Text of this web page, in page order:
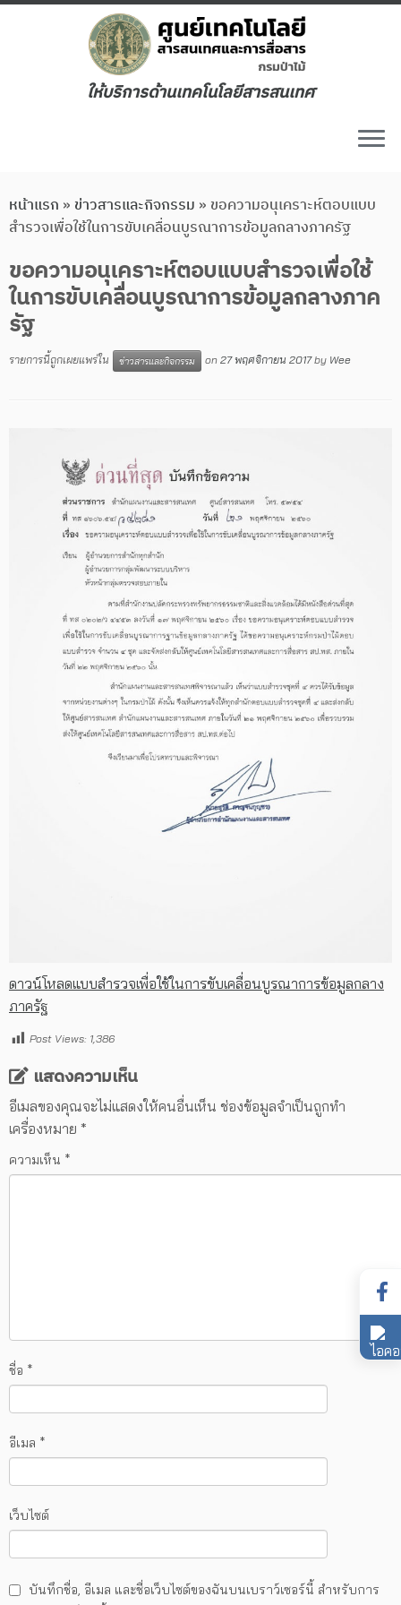
ให้บริการด้านเทคโนโลยีสารสนเทศ
หน้าแรก »ข่าวสารและกิจกรรม » ขอความอนุเคราะห์ตอบแบบ
สำรวจเพื่อใช้ในการขับเคลื่อนบูรณาการข้อมูลกลางภาครัฐ
ขอความอนุเคราะห์ตอบแบบสำรวจเพื่อใช้
ในการขับเคลื่อนบูรณาการข้อมูลกลางภาค
รัฐ
รายการนี้ถูกเผยแพร่ใน ข่าวสารและกิจกรรม on 27 พฤศจิกายน 2017 by Wee
ดาวน์โหลดแบบสำรวจเพื่อใช้ในการขับเคลื่อนบูรณาการข้อมูลกลาง
ภาครัฐ
Post Views: 1,386
แสดงความเห็น
อีเมลของคุณจะไม่แสดงให้คนอื่นเห็น ช่องข้อมูลจำเป็นถูกทำ
เครื่องหมาย *
ความเห็น *
ชื่อ *
อีเมล *
เว็บไซต์
บันทึกชื่อ, อีเมล และชื่อเว็บไซต์ของฉันบนเบราว์เซอร์นี้ สำหรับการ